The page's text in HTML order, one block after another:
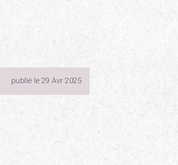
publié le 29 Avr 2025